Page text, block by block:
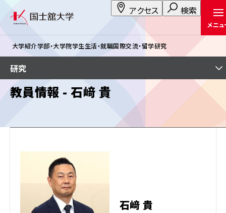
アクセス 検索
メニュ
大学紹介学部・大学院学生生活・就職国際交流・留学研究
教員情報 - 石﨑 貴
石﨑 貴
研究